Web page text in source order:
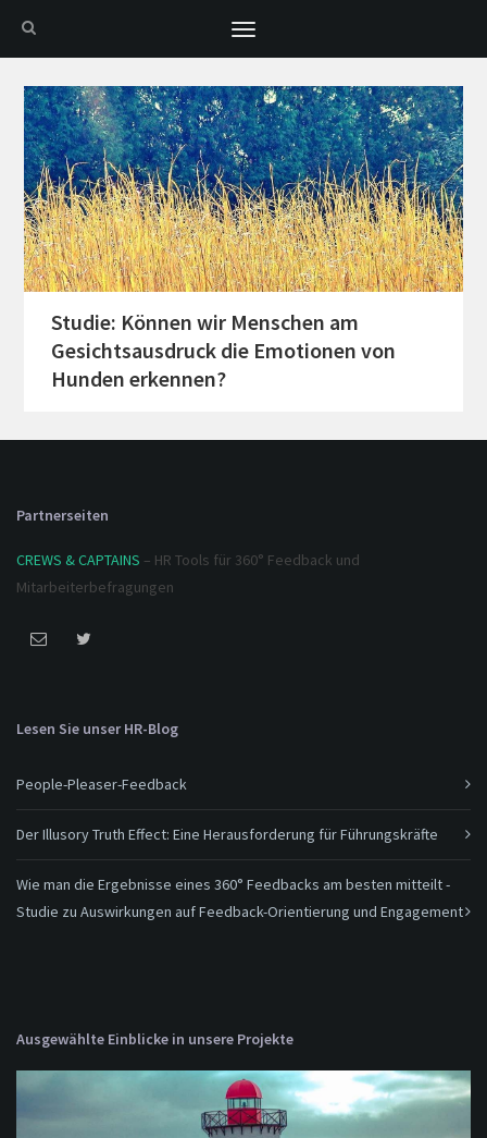
Toggle
navigation
Studie: Können wir Menschen am
Gesichtsausdruck die Emotionen von
Hunden erkennen?
Partnerseiten
CREWS & CAPTAINS – HR Tools für 360° Feedback und
Mitarbeiterbefragungen
Lesen Sie unser HR-Blog
People-Pleaser-Feedback
Der Illusory Truth Effect: Eine Herausforderung für Führungskräfte
Wie man die Ergebnisse eines 360° Feedbacks am besten mitteilt -
Studie zu Auswirkungen auf Feedback-Orientierung und Engagement
Ausgewählte Einblicke in unsere Projekte